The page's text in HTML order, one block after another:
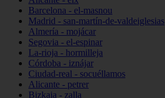
Barcelona - el-masnou
Madrid - san-martín-de-valdeiglesias
Almería - mojácar
Segovia - el-espinar
La-rioja - hormilleja
Córdoba - iznájar
Ciudad-real - socuéllamos
Alicante - petrer
Bizkaia - zalla